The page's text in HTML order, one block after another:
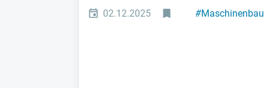
02.12.2025 #Maschinenbau